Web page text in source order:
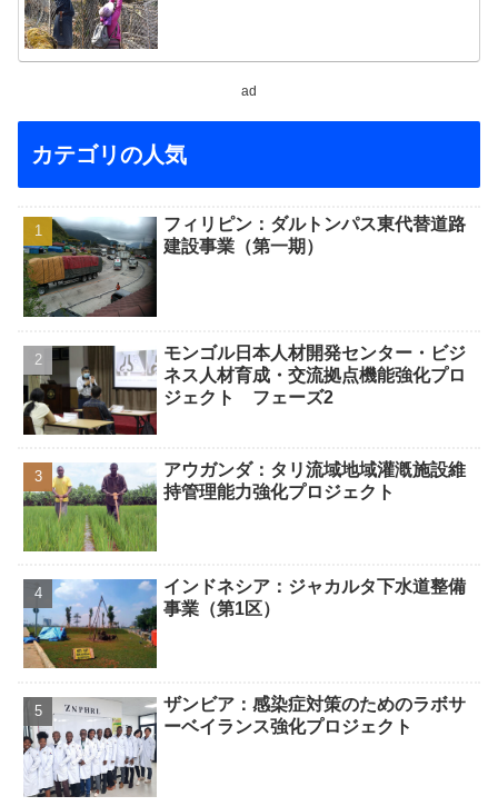
ad
カテゴリの人気
フィリピン：ダルトンパス東代替道路
建設事業（第一期）
モンゴル日本人材開発センター・ビジ
ネス人材育成・交流拠点機能強化プロ
ジェクト フェーズ2
アウガンダ：タリ流域地域灌漑施設維
持管理能力強化プロジェクト
インドネシア：ジャカルタ下水道整備
事業（第1区）
ザンビア：感染症対策のためのラボサ
ーベイランス強化プロジェクト